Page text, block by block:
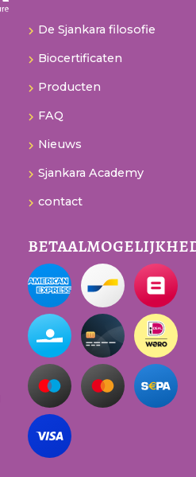
De Sjankara filosofie
Biocertificaten
Producten
FAQ
Nieuws
Sjankara Academy
contact